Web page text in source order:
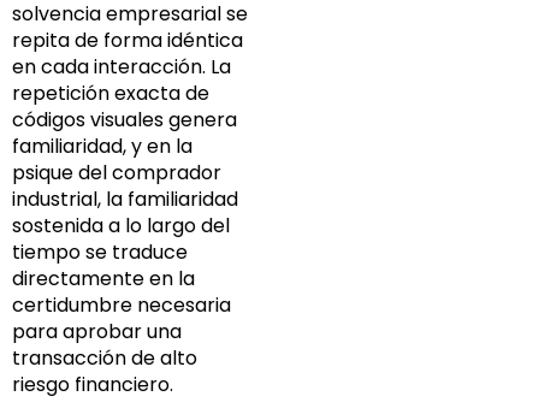
solvencia empresarial se
repita de forma idéntica
en cada interacción. La
repetición exacta de
códigos visuales genera
familiaridad, y en la
psique del comprador
industrial, la familiaridad
sostenida a lo largo del
tiempo se traduce
directamente en la
certidumbre necesaria
para aprobar una
transacción de alto
riesgo financiero.